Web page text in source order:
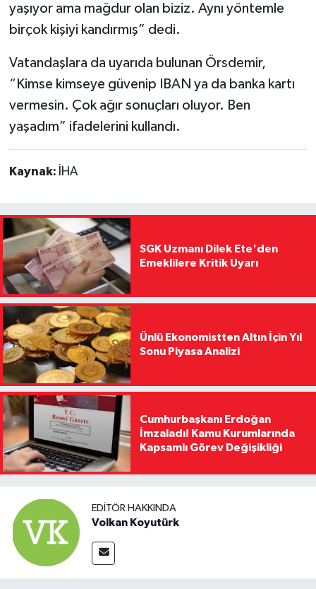
yaşıyor ama mağdur olan biziz. Aynı yöntemle
birçok kişiyi kandırmış” dedi.
Vatandaşlara da uyarıda bulunan Örsdemir,
“Kimse kimseye güvenip IBAN ya da banka kartı
vermesin. Çok ağır sonuçları oluyor. Ben
yaşadım” ifadelerini kullandı.
Kaynak: İHA
SGK Uzmanı Dilek Ete'den
Emeklilere Kritik Uyarı
Ünlü Ekonomistten Altın İçin Yıl
Sonu Piyasa Analizi
Cumhurbaşkanı Erdoğan
İmzaladı! Kamu Kurumlarında
Kapsamlı Görev Değişikliği
EDITÖR HAKKINDA
Volkan Koyutürk